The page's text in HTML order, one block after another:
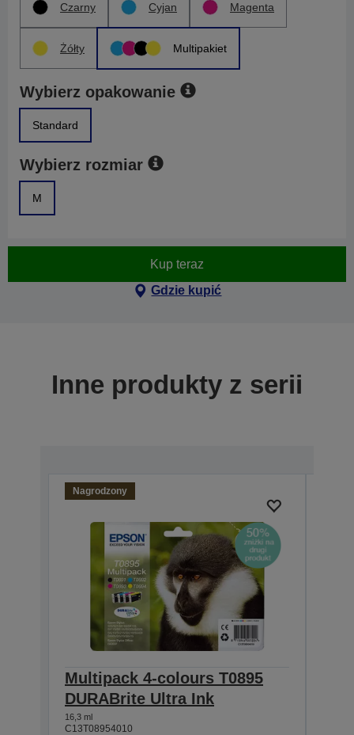
Czarny Cyjan Magenta
Żółty Multipakiet
Wybierz opakowanie
Standard
Wybierz rozmiar
M
Kup teraz
Gdzie kupić
Inne produkty z serii
Nagrodzony
Multipack 4-colours T0895
DURABrite Ultra Ink
16,3 ml
C13T08954010